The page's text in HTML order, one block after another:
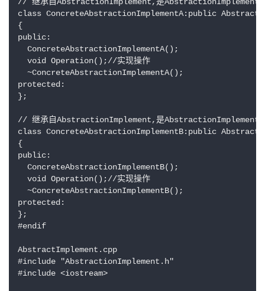
class ConcreteAbstractionImplementA:public
{
public:
  ConcreteAbstractionImplementA();
  void Operation();//实现操作
  ~ConcreteAbstractionImplementA();
protected:
};
// 继承自AbstractionImplement,是AbstractionImplement的
class ConcreteAbstractionImplementB:public
{
public:
  ConcreteAbstractionImplementB();
  void Operation();//实现操作
  ~ConcreteAbstractionImplementB();
protected:
};
#endif
AbstractImplement.cpp
#include "AbstractionImplement.h"
#include <iostream>